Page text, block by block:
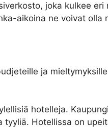
joka kulkee
aikoina ne voivat olla
ja
hotelleja.
Hotellissa on